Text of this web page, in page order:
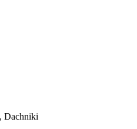
Dachniki